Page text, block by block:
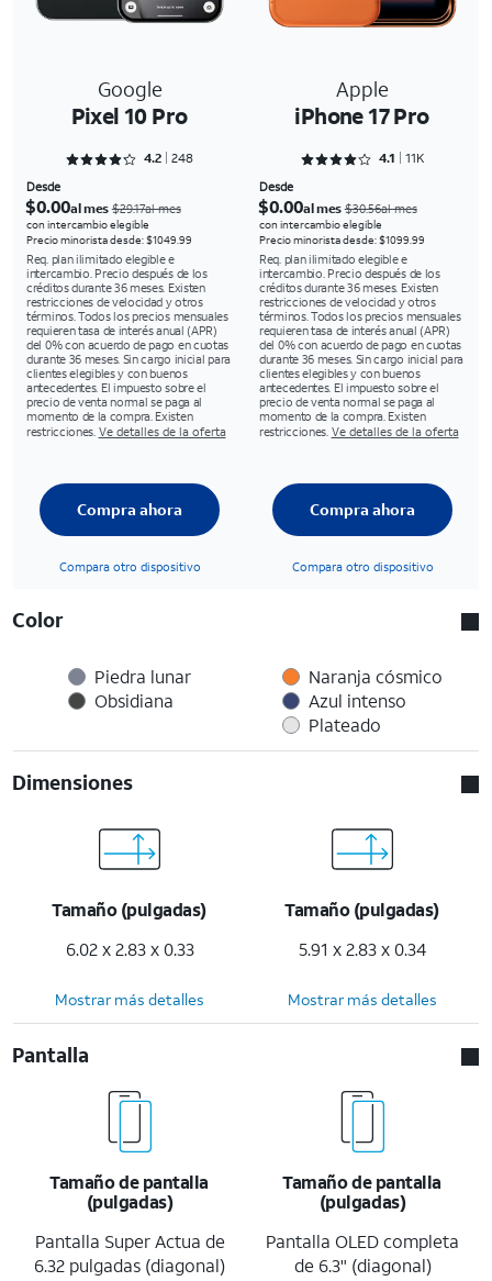
Google
Pixel 10 Pro
Apple
iPhone 17 Pro
Rated 4.2258 out of 5
4.2 248 Rated 4.1511 out of 5
4.1 11K
Desde
$0.00al mes$29.17al mes
con intercambio elegible
Precio minorista desde: $1049.99
Req. plan ilimitado elegible e
intercambio. Precio después de los
créditos durante 36 meses. Existen
restricciones de velocidad y otros
términos. Todos los precios mensuales
requieren tasa de interés anual (APR)
del 0% con acuerdo de pago en cuotas
durante 36 meses. Sin cargo inicial para
clientes elegibles y con buenos
antecedentes. El impuesto sobre el
precio de venta normal se paga al
momento de la compra. Existen
restricciones. Ve detalles de la oferta
Desde
$0.00al mes$30.56al mes
con intercambio elegible
Precio minorista desde: $1099.99
Req. plan ilimitado elegible e
intercambio. Precio después de los
créditos durante 36 meses. Existen
restricciones de velocidad y otros
términos. Todos los precios mensuales
requieren tasa de interés anual (APR)
del 0% con acuerdo de pago en cuotas
durante 36 meses. Sin cargo inicial para
clientes elegibles y con buenos
antecedentes. El impuesto sobre el
precio de venta normal se paga al
momento de la compra. Existen
restricciones. Ve detalles de la oferta
Compra ahora
Compara otro dispositivo
Compra ahora
Compara otro dispositivo
Color
Piedra lunar
Obsidiana
Naranja cósmico
Azul intenso
Plateado
Dimensiones
Tamaño (pulgadas)
6.02 x 2.83 x 0.33
Tamaño (pulgadas)
5.91 x 2.83 x 0.34
Mostrar más detalles Mostrar más detalles
Pantalla
Tamaño de pantalla
(pulgadas)
Pantalla Super Actua de
6.32 pulgadas (diagonal)
Tamaño de pantalla
(pulgadas)
Pantalla OLED completa
de 6.3" (diagonal)